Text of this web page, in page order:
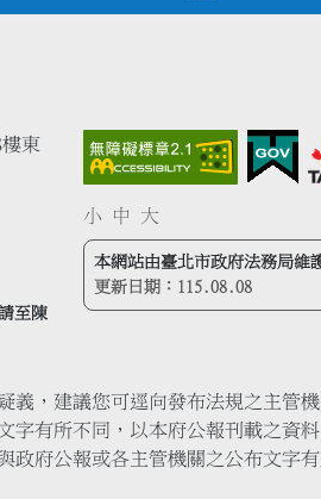
東
至陳
小 中 大
本網站由臺北市政府法務局維
更新日期： 115.08.08
，建議您可逕向發布法規之主管機
有所不同，以本府公報刊載之資料
政府公報或各主管機關之公布文字